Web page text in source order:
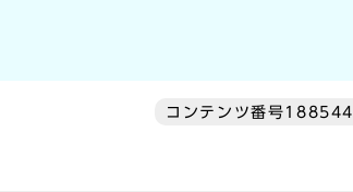
コンテンツ番号188544